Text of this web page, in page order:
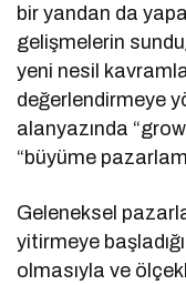
bir yandan da
gelişmelerin
yeni nesil
değerlendirmeye
alanyazında
“büyüme
Geleneksel
yitirmeye
olmasıyla ve